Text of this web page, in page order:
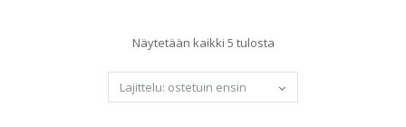
Näytetään kaikki 5 tulostaSorted
by
popularity